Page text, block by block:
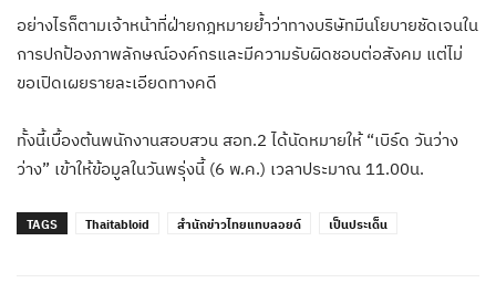
อย่างไรก็ตามเจ้าหน้าที่ฝ่ายกฎหมายย้ำว่าทางบริษัทมีนโยบายชัดเจนใน
การปกป้องภาพลักษณ์องค์กรและมีความรับผิดชอบต่อสังคม แต่ไม่
ขอเปิดเผยรายละเอียดทางคดี
ทั้งนี้เบื้องต้นพนักงานสอบสวน สอท.2 ได้นัดหมายให้ “เบิร์ด วันว่าง
ว่าง” เข้าให้ข้อมูลในวันพรุ่งนี้ (6 พ.ค.) เวลาประมาณ 11.00น.
TAGS Thaitabloid สำนักข่าวไทยแทบลอยด์ เป็นประเด็น